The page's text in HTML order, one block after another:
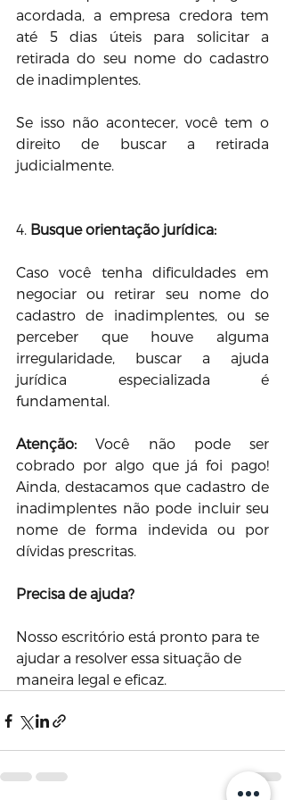
acordada, a empresa credora tem
até 5 dias úteis para solicitar a
retirada do seu nome do cadastro
de inadimplentes.
Se isso não acontecer, você tem o
direito de buscar a retirada
judicialmente.
4. Busque orientação jurídica:
Caso você tenha dificuldades em
negociar ou retirar seu nome do
cadastro de inadimplentes, ou se
perceber que houve alguma
irregularidade, buscar a ajuda
jurídica especializada é
fundamental.
Atenção: Você não pode ser
cobrado por algo que já foi pago!
Ainda, destacamos que cadastro de
inadimplentes não pode incluir seu
nome de forma indevida ou por
dívidas prescritas.
Precisa de ajuda?
Nosso escritório está pronto para te
ajudar a resolver essa situação de
maneira legal e eficaz.